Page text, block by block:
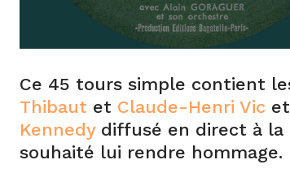
Ce 45 tours simple contient
Thibaut et Claude-Henri Vic et
Kennedydiffusé en direct à la
souhaité lui rendre hommage.